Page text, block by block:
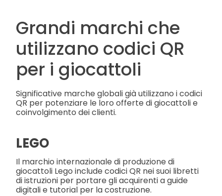
Grandi marchi che
utilizzano codici QR
per i giocattoli
Significative marche globali già utilizzano i codici
QR per potenziare le loro offerte di giocattoli e
coinvolgimento dei clienti.
LEGO
Il marchio internazionale di produzione di
giocattoli Lego include codici QR nei suoi libretti
di istruzioni per portare gli acquirenti a guide
digitali e tutorial per la costruzione.